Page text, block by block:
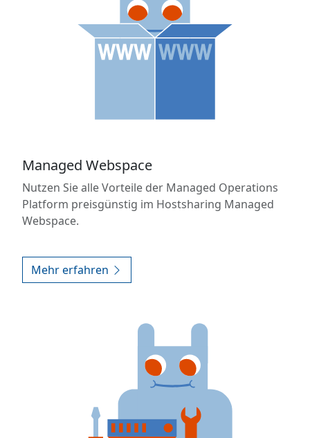
Managed Webspace
Nutzen Sie alle Vorteile der Managed Operations
Platform preisgünstig im Hostsharing Managed
Webspace.
Mehr erfahren